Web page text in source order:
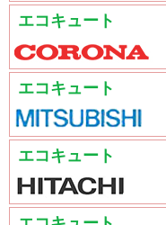
エコキュート
エコキュート
エコキュート